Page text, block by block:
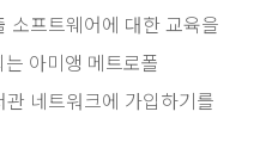
소프트웨어에 대한 교육을
아미앵 메트로폴
네트워크에 가입하기를